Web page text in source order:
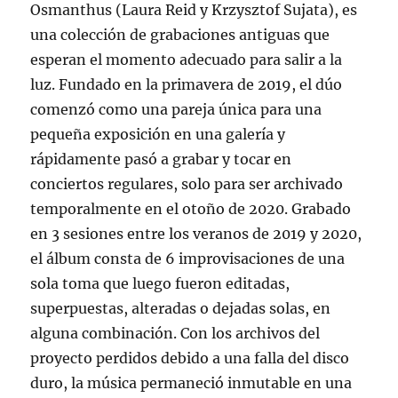
Osmanthus (Laura Reid y Krzysztof Sujata), es
una colección de grabaciones antiguas que
esperan el momento adecuado para salir a la
luz. Fundado en la primavera de 2019, el dúo
comenzó como una pareja única para una
pequeña exposición en una galería y
rápidamente pasó a grabar y tocar en
conciertos regulares, solo para ser archivado
temporalmente en el otoño de 2020. Grabado
en 3 sesiones entre los veranos de 2019 y 2020,
el álbum consta de 6 improvisaciones de una
sola toma que luego fueron editadas,
superpuestas, alteradas o dejadas solas, en
alguna combinación. Con los archivos del
proyecto perdidos debido a una falla del disco
duro, la música permaneció inmutable en una